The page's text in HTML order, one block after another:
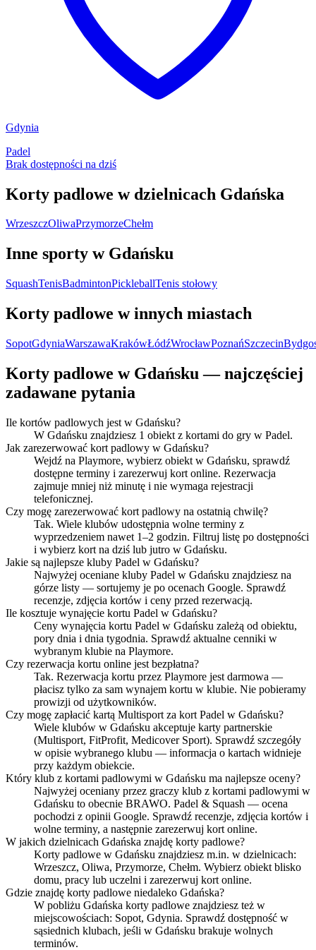
Gdynia
Padel
Brak dostępności na dziś
Korty padlowe w dzielnicach Gdańska
WrzeszczOliwaPrzymorzeChełm
Inne sporty w Gdańsku
SquashTenisBadmintonPickleballTenis stołowy
Korty padlowe w innych miastach
SopotGdyniaWarszawaKrakówŁódźWrocławPoznańSzczecin
Korty padlowe w Gdańsku — najczęściej
zadawane pytania
Ile kortów padlowych jest w Gdańsku?
W Gdańsku znajdziesz 1 obiekt z kortami do gry w Padel.
Jak zarezerwować kort padlowy w Gdańsku?
Wejdź na Playmore, wybierz obiekt w Gdańsku, sprawdź
dostępne terminy i zarezerwuj kort online. Rezerwacja
zajmuje mniej niż minutę i nie wymaga rejestracji
telefonicznej.
Czy mogę zarezerwować kort padlowy na ostatnią chwilę?
Tak. Wiele klubów udostępnia wolne terminy z
wyprzedzeniem nawet 1–2 godzin. Filtruj listę po dostępności
i wybierz kort na dziś lub jutro w Gdańsku.
Jakie są najlepsze kluby Padel w Gdańsku?
Najwyżej oceniane kluby Padel w Gdańsku znajdziesz na
górze listy — sortujemy je po ocenach Google. Sprawdź
recenzje, zdjęcia kortów i ceny przed rezerwacją.
Ile kosztuje wynajęcie kortu Padel w Gdańsku?
Ceny wynajęcia kortu Padel w Gdańsku zależą od obiektu,
pory dnia i dnia tygodnia. Sprawdź aktualne cenniki w
wybranym klubie na Playmore.
Czy rezerwacja kortu online jest bezpłatna?
Tak. Rezerwacja kortu przez Playmore jest darmowa —
płacisz tylko za sam wynajem kortu w klubie. Nie pobieramy
prowizji od użytkowników.
Czy mogę zapłacić kartą Multisport za kort Padel w Gdańsku?
Wiele klubów w Gdańsku akceptuje karty partnerskie
(Multisport, FitProfit, Medicover Sport). Sprawdź szczegóły
w opisie wybranego klubu — informacja o kartach widnieje
przy każdym obiekcie.
Który klub z kortami padlowymi w Gdańsku ma najlepsze oceny?
Najwyżej oceniany przez graczy klub z kortami padlowymi w
Gdańsku to obecnie BRAWO. Padel & Squash — ocena
pochodzi z opinii Google. Sprawdź recenzje, zdjęcia kortów i
wolne terminy, a następnie zarezerwuj kort online.
W jakich dzielnicach Gdańska znajdę korty padlowe?
Korty padlowe w Gdańsku znajdziesz m.in. w dzielnicach:
Wrzeszcz, Oliwa, Przymorze, Chełm. Wybierz obiekt blisko
domu, pracy lub uczelni i zarezerwuj kort online.
Gdzie znajdę korty padlowe niedaleko Gdańska?
W pobliżu Gdańska korty padlowe znajdziesz też w
miejscowościach: Sopot, Gdynia. Sprawdź dostępność w
sąsiednich klubach, jeśli w Gdańsku brakuje wolnych
terminów.